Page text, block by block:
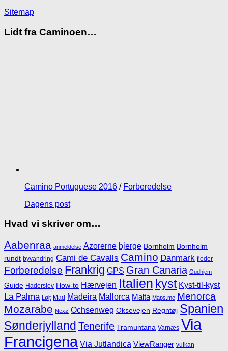
Sitemap
Lidt fra Caminoen…
Camino Portuguese 2016 / Forberedelse
Dagens post
Hvad vi skriver om…
Aabenraa anmeldelse Azorerne bjerge Bornholm Bornholm
rundt byvandring Cami de Cavalls Camino Danmark floder
Forberedelse Frankrig GPS Gran Canaria Gudhjem
Guide Haderslev How-to Hærvejen Italien kyst Kyst-til-kyst
La Palma Løjt Mad Madeira Mallorca Malta Maps.me Menorca
Mozarabe Nexø Ochsenweg Oksevejen Regntøj Spanien
Sønderjylland Tenerife Tramuntana Varnæs Via
Francigena Via Jutlandica ViewRanger vulkan